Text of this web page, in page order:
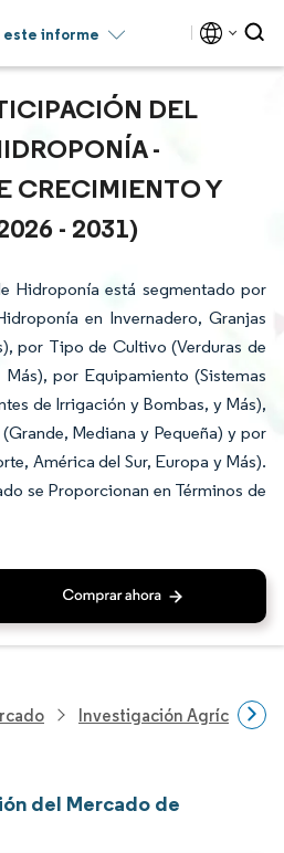
este informe
DEL
-
CRECIMIENTO Y
- 2031)
Hidroponía está segmentado por
en Invernadero, Granjas
por Tipo de Cultivo (Verduras de
por Equipamiento (Sistemas
de Irrigación y Bombas, y Más),
Mediana y Pequeña) y por
América del Sur, Europa y Más).
se Proporcionan en Términos de
Investigación Agrícola
del Mercado de